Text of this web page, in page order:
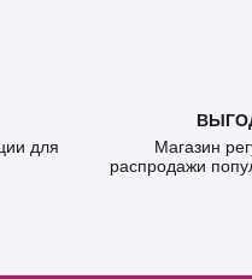
для
Магазин
распродажи